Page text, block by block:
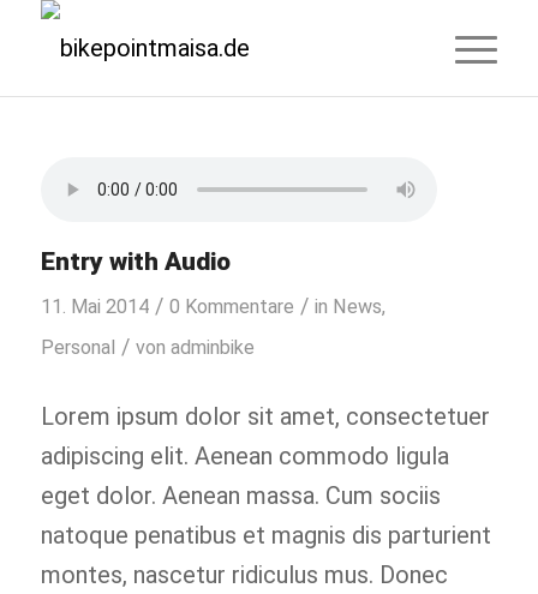
Entry with Audio
11. Mai 2014 / 0 Kommentare / in News,
Personal / von adminbike
Lorem ipsum dolor sit amet, consectetuer
adipiscing elit. Aenean commodo ligula
eget dolor. Aenean massa. Cum sociis
natoque penatibus et magnis dis parturient
montes, nascetur ridiculus mus. Donec